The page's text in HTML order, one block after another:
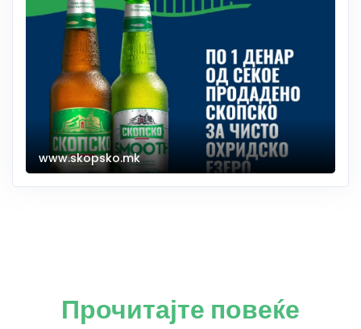
www.skopsko.mk
Прочитајте повеќе